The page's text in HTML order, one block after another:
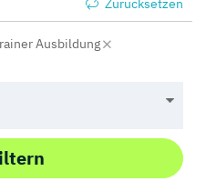
Zurücksetzen
Ausbildung